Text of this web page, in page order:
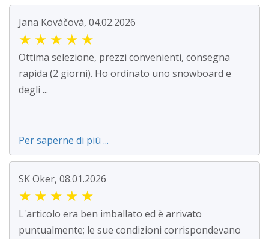
Jana Kováčová, 04.02.2026
★ ★ ★ ★ ★
Ottima selezione, prezzi convenienti, consegna
rapida (2 giorni). Ho ordinato uno snowboard e
degli ...
Per saperne di più ...
SK Oker, 08.01.2026
★ ★ ★ ★ ★
L'articolo era ben imballato ed è arrivato
puntualmente; le sue condizioni corrispondevano